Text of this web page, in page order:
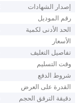
إصدار الشهادات
رقم الموديل
الحد الأدنى لكمية
الأسعار
تفاصيل التغليف
وقت التسليم
شروط الدفع
القدرة على العرض
دقيقة الترقق الحجم